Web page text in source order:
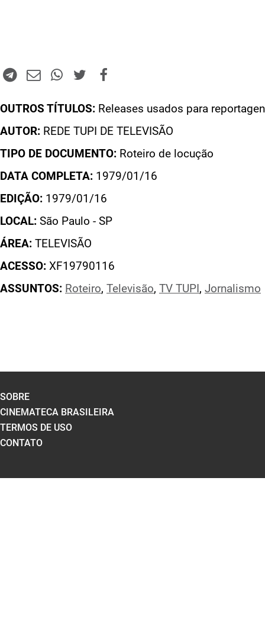
OUTROS TÍTULOS: Releases usados para
AUTOR: REDE TUPI DE TELEVISÃO
TIPO DE DOCUMENTO: Roteiro de locução
DATA COMPLETA: 1979/01/16
EDIÇÃO: 1979/01/16
LOCAL: São Paulo - SP
ÁREA: TELEVISÃO
ACESSO: XF19790116
ASSUNTOS: Roteiro, Televisão, TV TUPI , Jornalismo
SOBRE
CINEMATECA BRASILEIRA
TERMOS DE USO
CONTATO